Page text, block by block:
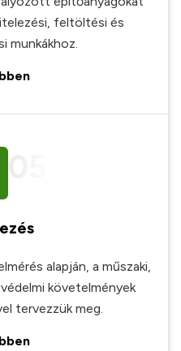
feltöltési és
munkákhoz.
alapján, a műszaki,
követelmények
tervezzük meg.